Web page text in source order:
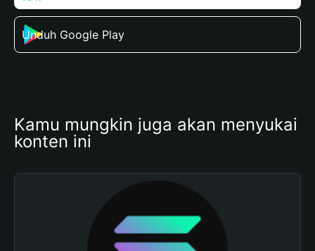
Unduh Google Play
Kamu mungkin juga akan menyukai
konten ini